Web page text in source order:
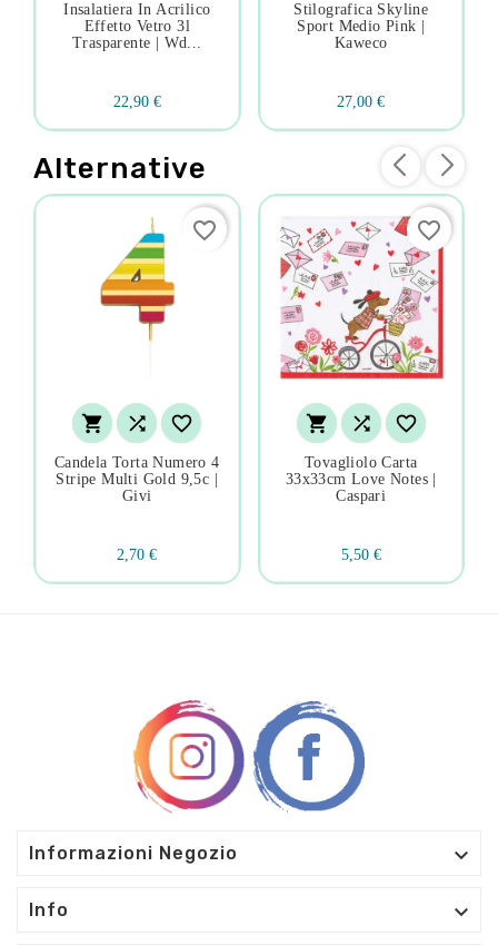
Insalatiera In Acrilico
Effetto Vetro 3l
Trasparente | Wd...
22,90 €
Stilografica Skyline
Sport Medio Pink |
Kaweco
27,00 €
Alternative
  
Candela Torta Numero 4
Stripe Multi Gold 9,5c |
Givi
2,70 €
favorite_border
  
Tovagliolo Carta
33x33cm Love Notes |
Caspari
5,50 €
favorite_border
Informazioni Negozio 
Info 